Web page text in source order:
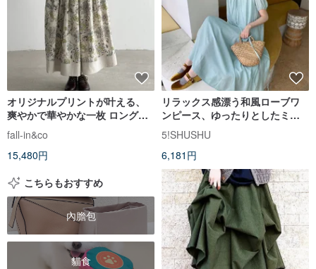
オリジナルプリントが叶える、
爽やかで華やかな一枚 ロングス
カート リネンテンセル
260505-1
fall-in&co
15,480円
リラックス感漂う和風ローブワ
ンピース、ゆったりとしたミン
トグリーンとパープルのロング
丈
5!SHUSHU
6,181円
こちらもおすすめ
內膽包
貓食